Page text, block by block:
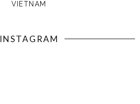
VIETNAM
INSTAGRAM